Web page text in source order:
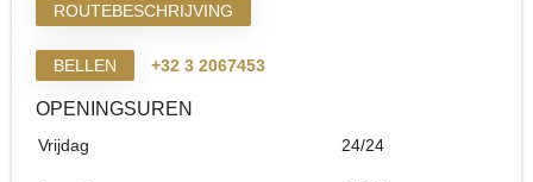
ROUTEBESCHRIJVING
BELLEN +32 3 2067453
OPENINGSUREN
Vrijdag 24/24